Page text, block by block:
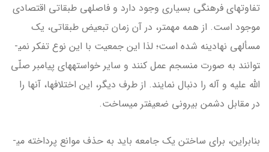
تفاوت­های فرهنگی بسیاری وجود دارد و فاصله­ی طبقاتی اقتصادی
موجود است. از همه مهم­تر، در آن زمان تبعیض طبقاتی، یک
مسأله­ی نهادینه شده است؛ لذا این جمعیت با این نوع تفکر نمی­
توانند به صورت منسجم عمل کنند و سایر خواسته­های پیامبر صلّی
الله علیه و آله را دنبال نمایند. از طرف دیگر، این اختلاف­ها، آن­ها را
در مقابل دشمن بیرونی ضعیف­تر می­ساخت.
بنابراین، برای ساختن یک جامعه باید به حذف موانع پرداخته می­